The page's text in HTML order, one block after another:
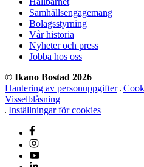
Samhällsengagemang
Bolagsstyrning
Vår historia
Nyheter och press
Jobba hos oss
© Ikano Bostad 2026
Hantering av personuppgifter
Visselblåsning
Inställningar för cookies